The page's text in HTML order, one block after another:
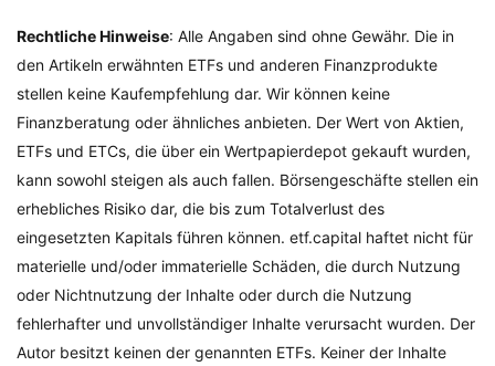
Rechtliche Hinweise: Alle Angaben sind ohne Gewähr. Die in
den Artikeln erwähnten ETFs und anderen Finanzprodukte
stellen keine Kaufempfehlung dar. Wir können keine
Finanzberatung oder ähnliches anbieten. Der Wert von Aktien,
ETFs und ETCs, die über ein Wertpapierdepot gekauft wurden,
kann sowohl steigen als auch fallen. Börsengeschäfte stellen ein
erhebliches Risiko dar, die bis zum Totalverlust des
eingesetzten Kapitals führen können. etf.capital haftet nicht für
materielle und/oder immaterielle Schäden, die durch Nutzung
oder Nichtnutzung der Inhalte oder durch die Nutzung
fehlerhafter und unvollständiger Inhalte verursacht wurden. Der
Autor besitzt keinen der genannten ETFs. Keiner der Inhalte